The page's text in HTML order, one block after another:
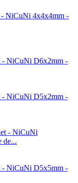
4x4x4mm -
D6x2mm -
D5x2mm -
de...
D5x5mm -